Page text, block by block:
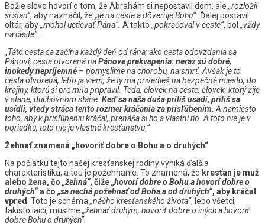
Božie slovo hovorí o tom, že Abrahám si nepostavil dom, ale „rozložil
si stan“, aby naznačil, že „je na ceste a dôveruje Bohu“. Ďalej postavil
oltár, aby„mohol uctievať Pána“. A takto „pokračoval v ceste“, bol „vždy
na ceste“:
„Táto cesta sa začína každý deň od rána; ako cesta odovzdania sa
Pánovi, cesta otvorená naPánove prekvapenia: neraz sú dobré,
inokedy nepríjemné – pomyslime na chorobu, na smrť. Avšak je to
cesta otvorená, lebo ja viem, že ty ma privedieš na bezpečné miesto, do
krajiny, ktorú si pre mňa pripravil. Teda, človek na ceste, človek, ktorý žije
v stane, duchovnom stane. Keď sa naša duša príliš usadí, príliš sa
usídli, vtedy stráca tento rozmer kráčania za prisľúbením. A namiesto
toho, aby k prisľúbeniu kráčal, prenáša si ho a vlastní ho. A toto nie je v
poriadku, toto nie je vlastné kresťanstvu.“
Žehnať znamená „hovoriť dobre o Bohu a o druhých“
Na počiatku tejto našej kresťanskej rodiny vyniká ďalšia
charakteristika, a tou je požehnanie. To znamená, že kresťan je muž
alebo žena, čo „žehná“, čiže„hovorí dobre o Bohu a hovorí dobre o
druhých“a čo „sa nechá požehnať od Boha a od druhých“, aby kráčal
vpred . Toto je schéma „nášho kresťanského života“, lebo všetci,
takisto laici, musíme „žehnať druhým, hovoriť dobre o iných a hovoriť
dobre Bohu o druhých“.